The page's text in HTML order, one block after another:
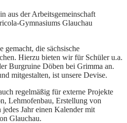
aus der Arbeitsgemeinschaft
Gymnasiums Glauchau
gemacht, die sächsische
Hierzu bieten wir für Schüler u.a.
Burgruine Döben bei Grimma an.
mitgestalten, ist unsere Devise.
regelmäßig für externe Projekte
Lehmofenbau, Erstellung von
Jahr einen Kalender mit
Glauchau.